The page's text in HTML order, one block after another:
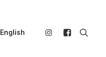
English